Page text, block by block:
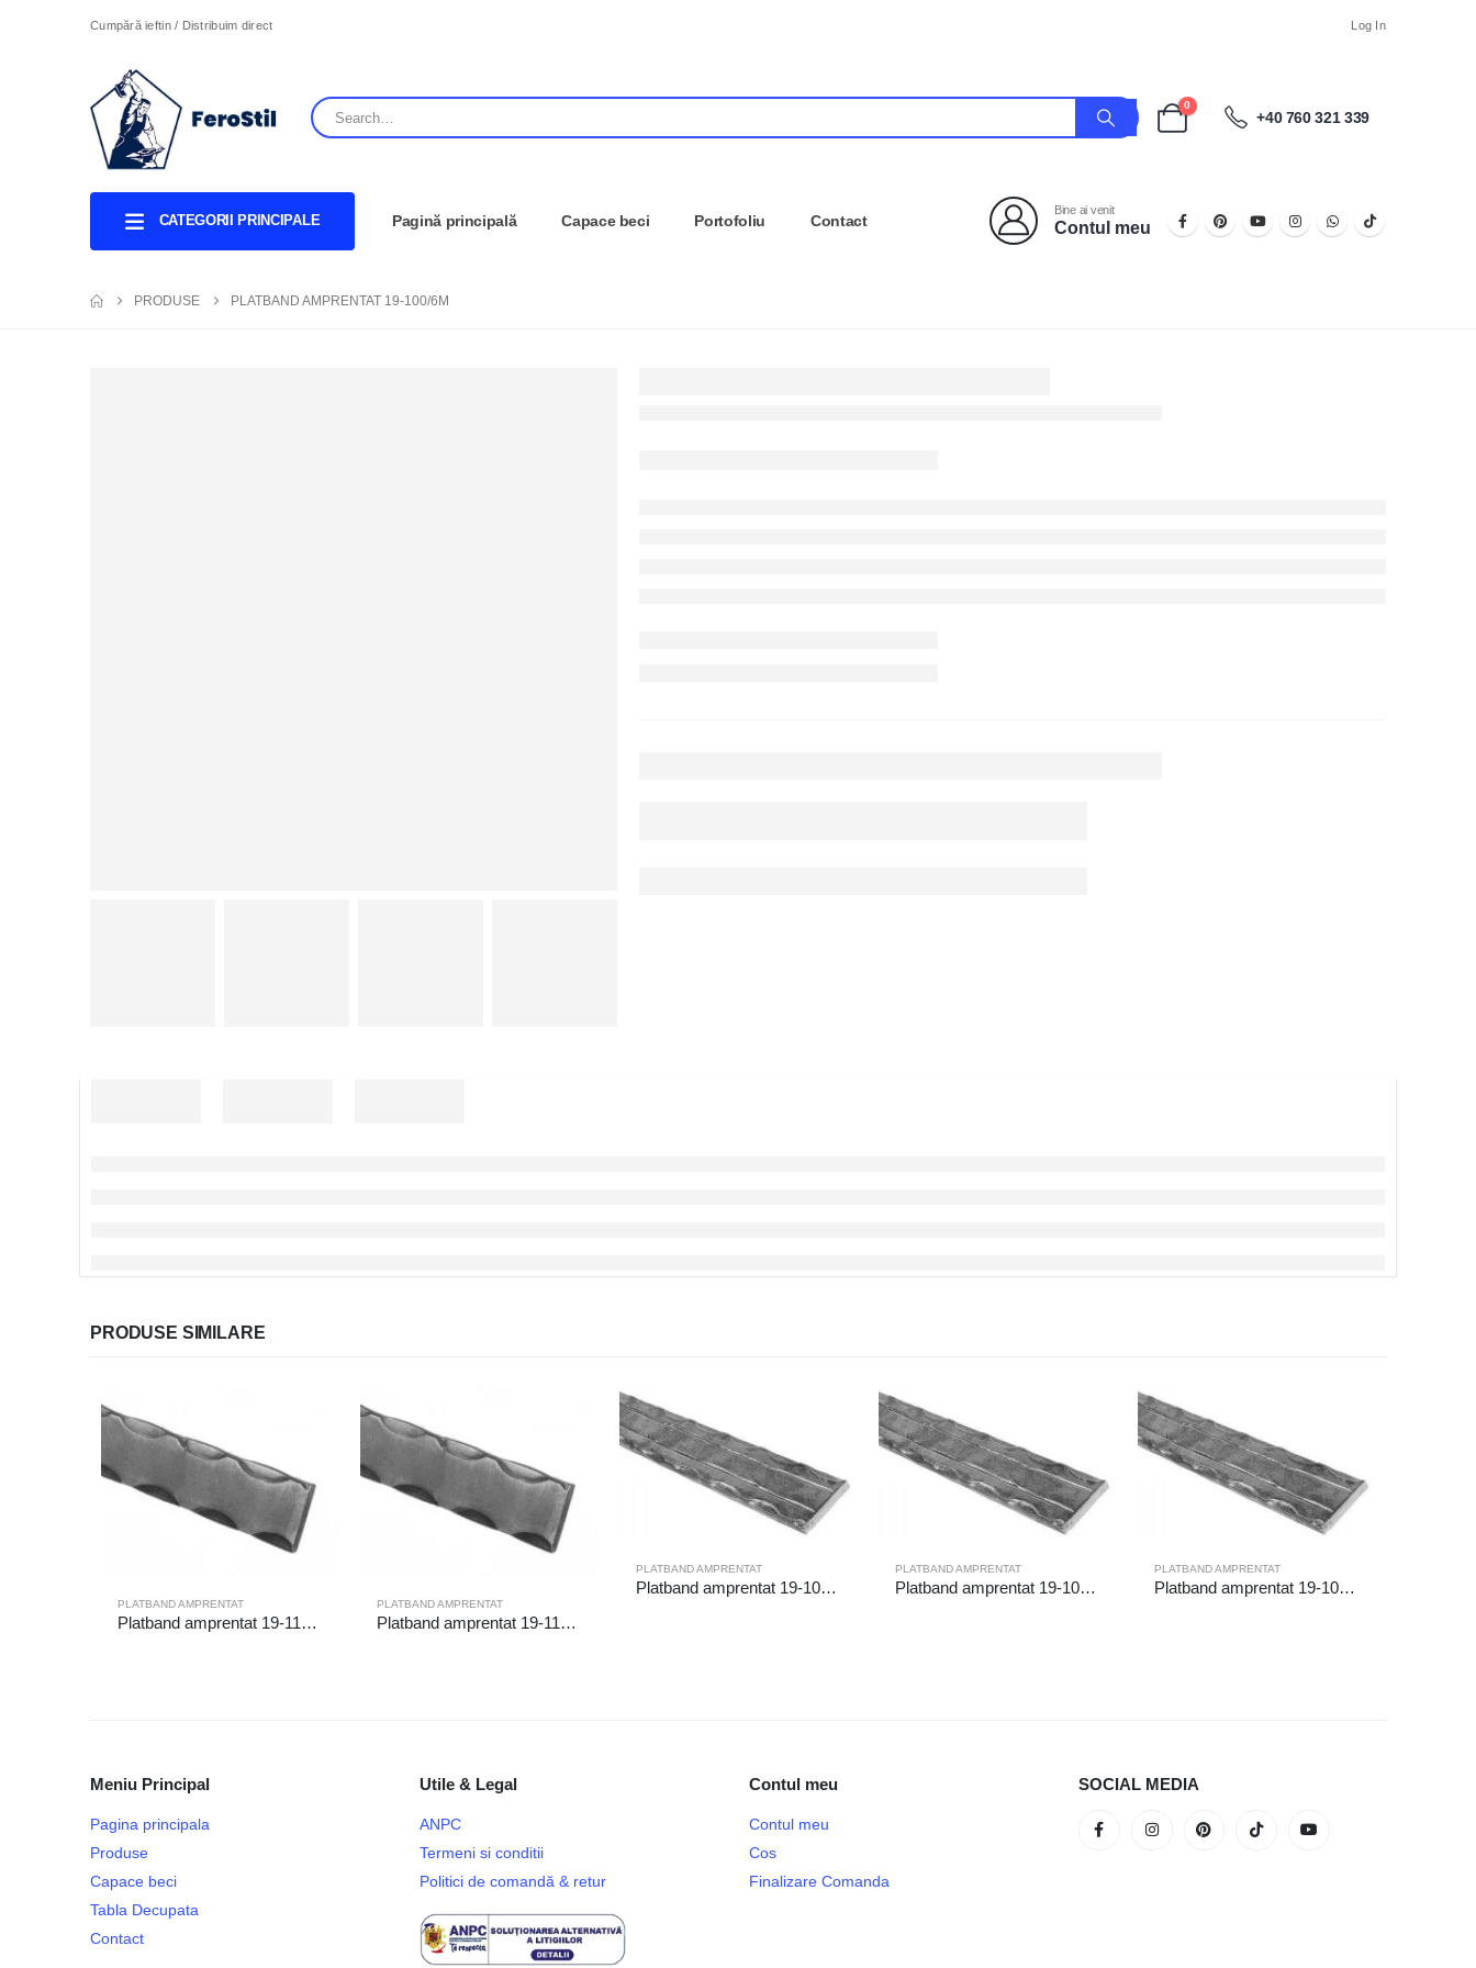
Cumpără ieftin / Distribuim direct Log In
0
+40 760 321 339
CATEGORII PRINCIPALE Pagină principală Capace beci Portofoliu Contact
Bine ai venit
Contul meu
PRODUSE PLATBAND AMPRENTAT 19-100/6M
PRODUSE SIMILARE
PLATBAND AMPRENTAT
Platband amprentat 19-112/1/6m
PLATBAND AMPRENTAT
Platband amprentat 19-110/6m
PLATBAND AMPRENTAT
Platband amprentat 19-100/4/6m
PLATBAND AMPRENTAT
Platband amprentat 19-103/6m
PLATBAND AMPRENTAT
Platband amprentat 19-101/6m
Meniu Principal
Pagina principala
Produse
Capace beci
Tabla Decupata
Contact
Utile & Legal
ANPC
Termeni si conditii
Politici de comandă & retur
Contul meu
Contul meu
Cos
Finalizare Comanda
SOCIAL MEDIA